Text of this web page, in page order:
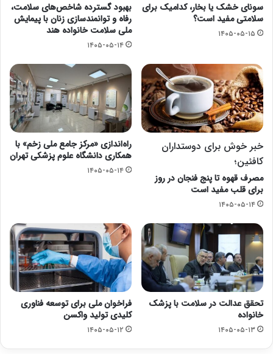
سونای خشک یا بخار، کدامیک برای
سلامتی مفید است؟
۱۴۰۵-۰۵-۱۵
بهبود گسترده شاخص‌های سلامت،
رفاه و توانمندسازی زنان با پیمایش
ملی سلامت خانواده هند
۱۴۰۵-۰۵-۱۴
خبر خوش برای دوستداران
کافئین؛
مصرف قهوه تا پنج فنجان در روز
برای قلب مفید است
۱۴۰۵-۰۵-۱۴
راه‌اندازی «مرکز جامع ملی زخم» با
همکاری دانشگاه علوم پزشکی تهران
۱۴۰۵-۰۵-۱۴
تحقق عدالت در سلامت با پزشک
خانواده
۱۴۰۵-۰۵-۱۳
فراخوان ملی برای توسعه فناوری
کلیدی تولید واکسن
۱۴۰۵-۰۵-۱۲